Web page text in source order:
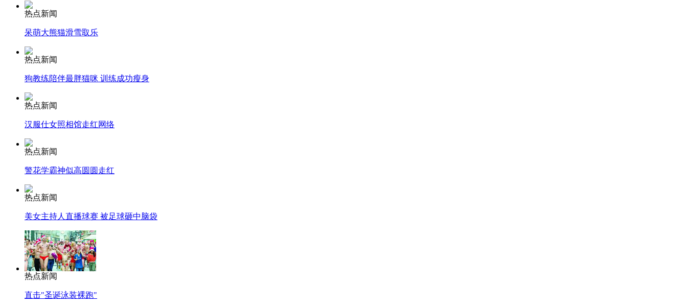
安徽一实载49人客车翻车
走！跟着总书记去植树
消防员救轻生者 花炮节热闹非凡
纽约上演“枕头大战”
司机酒驾遇交警 急速倒车逃窜
热点新闻
呆萌大熊猫滑雪取乐
热点新闻
狗教练陪伴最胖猫咪 训练成功瘦身
热点新闻
汉服仕女照相馆走红网络
热点新闻
警花学霸神似高圆圆走红
热点新闻
美女主持人直播球赛 被足球砸中脑袋
热点新闻
直击"圣诞泳装裸跑"